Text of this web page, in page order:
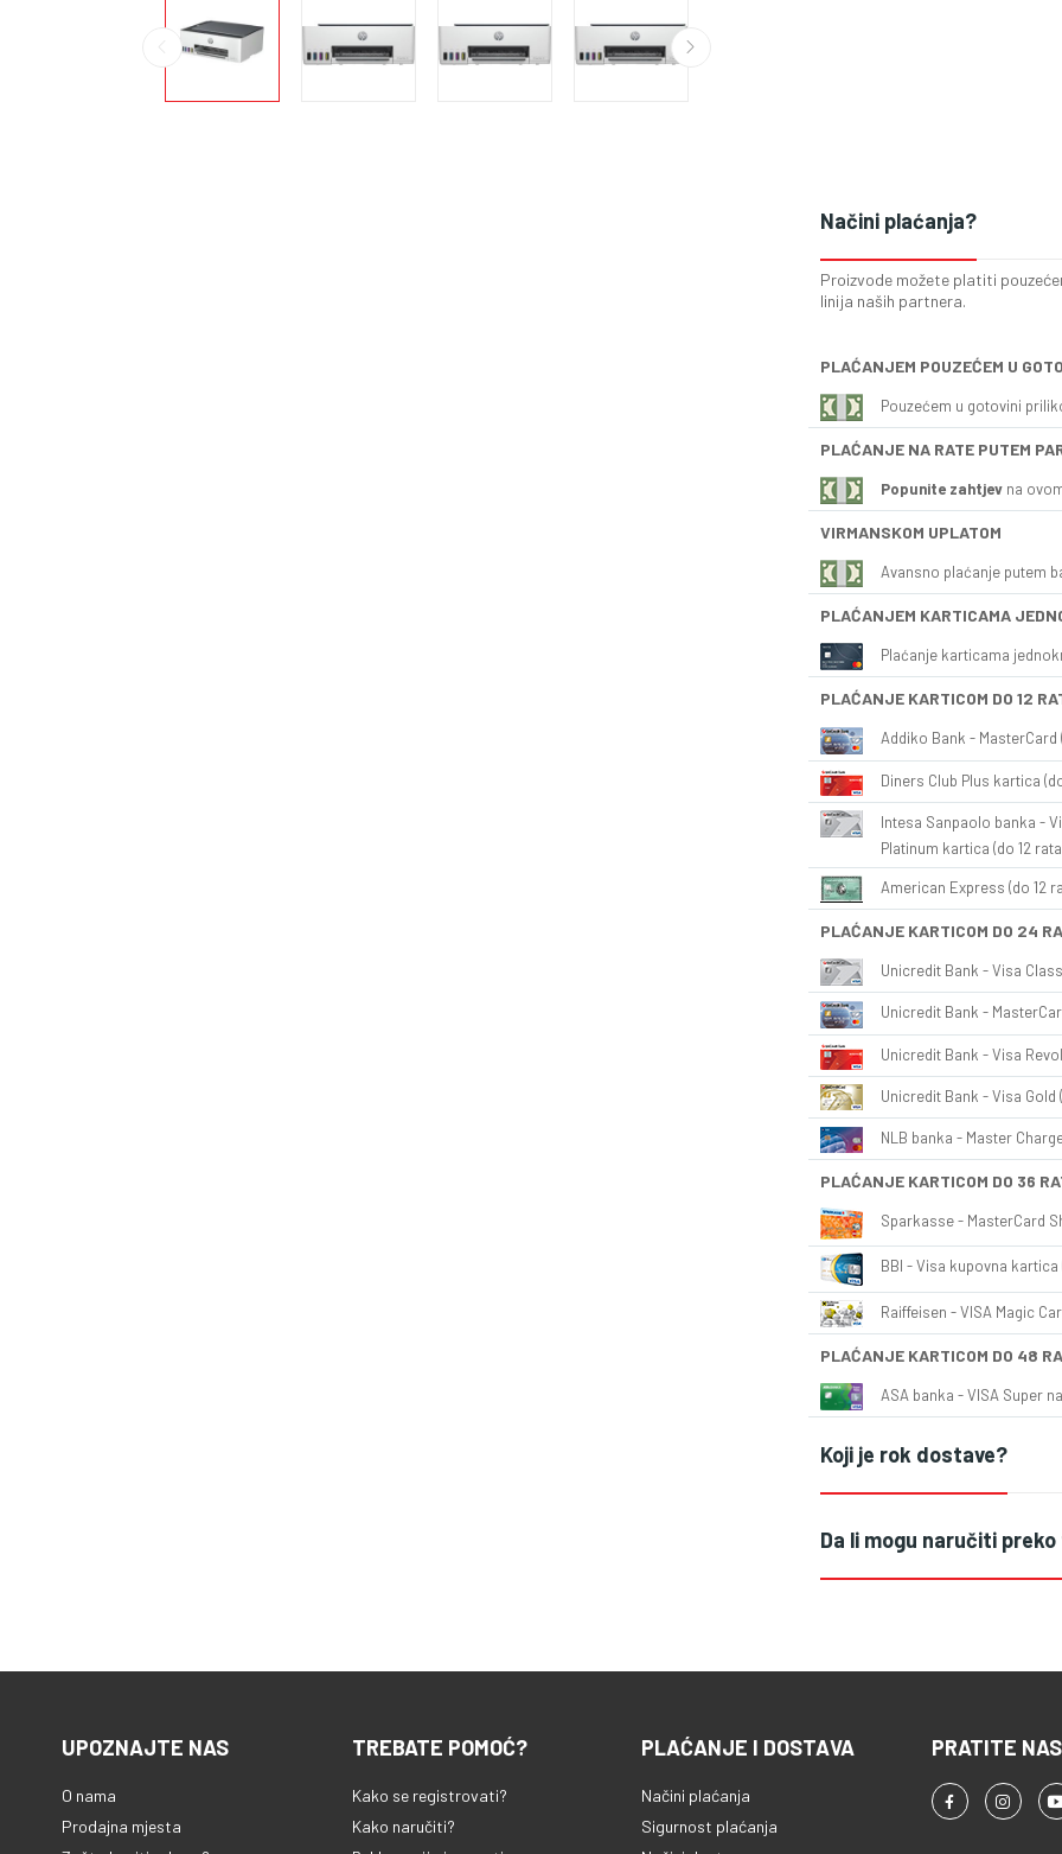
Načini plaćanja?
Proizvode možete platiti
linija naših partnera.
PLAĆANJEM POUZEĆEM U
Pouzećem u gotovini
PLAĆANJE NA RATE PUTEM
Popunite zahtjev na
VIRMANSKOM UPLATOM
Avansno plaćanje putem
PLAĆANJEM KARTICAMA
Plaćanje karticama
PLAĆANJE KARTICOM DO 12
Addiko Bank - MasterCard
Diners Club Plus kartica
Intesa Sanpaolo banka -
Platinum kartica (do 12
American Express (do 12
PLAĆANJE KARTICOM DO 24
Unicredit Bank - Visa
Unicredit Bank -
Unicredit Bank - Visa
Unicredit Bank - Visa Gold
NLB banka - Master
PLAĆANJE KARTICOM DO 36
Sparkasse - MasterCard
BBI - Visa kupovna kartica
Raiffeisen - VISA Magic
PLAĆANJE KARTICOM DO 48
ASA banka - VISA Super
Koji je rok dostave?
Da li mogu naručiti
UPOZNAJTE NAS
O nama
Prodajna mjesta
TREBATE POMOĆ?
Kako se registrovati?
Kako naručiti?
PLAĆANJE I DOSTAVA
Načini plaćanja
Sigurnost plaćanja
PRATITE NAS